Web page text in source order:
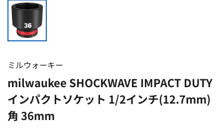
ミルウォーキー
milwaukee SHOCKWAVE IMPACT DUTY
インパクトソケット 1/2インチ(12.7mm)
角 36mm